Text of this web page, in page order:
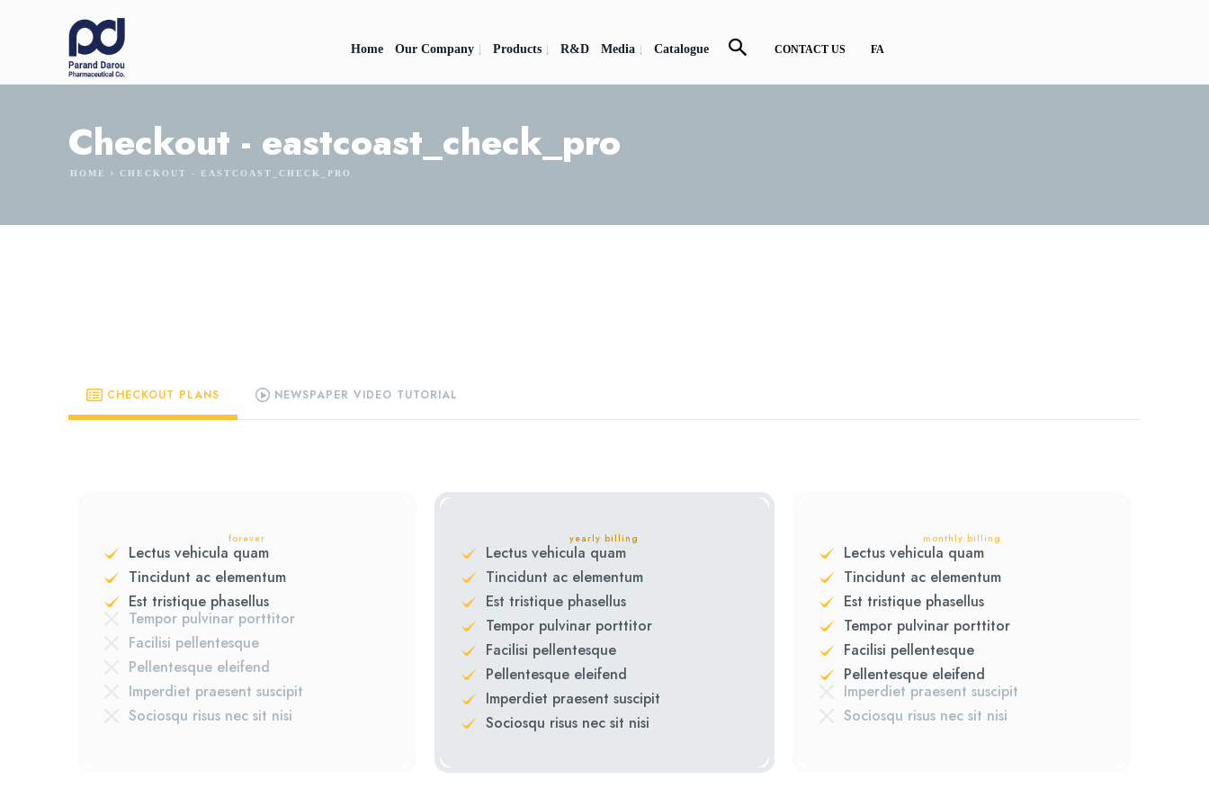
Home Our Company Products R&D Media Catalogue CONTACT US FA
Checkout - eastcoast_check_pro
HOME CHECKOUT - EASTCOAST_CHECK_PRO
CHECKOUT PLANS NEWSPAPER VIDEO TUTORIAL
forever
Lectus vehicula quam
Tincidunt ac elementum
Est tristique phasellus
Tempor pulvinar porttitor
Facilisi pellentesque
Pellentesque eleifend
Imperdiet praesent suscipit
Sociosqu risus nec sit nisi
yearly billing
Lectus vehicula quam
Tincidunt ac elementum
Est tristique phasellus
Tempor pulvinar porttitor
Facilisi pellentesque
Pellentesque eleifend
Imperdiet praesent suscipit
Sociosqu risus nec sit nisi
monthly billing
Lectus vehicula quam
Tincidunt ac elementum
Est tristique phasellus
Tempor pulvinar porttitor
Facilisi pellentesque
Pellentesque eleifend
Imperdiet praesent suscipit
Sociosqu risus nec sit nisi